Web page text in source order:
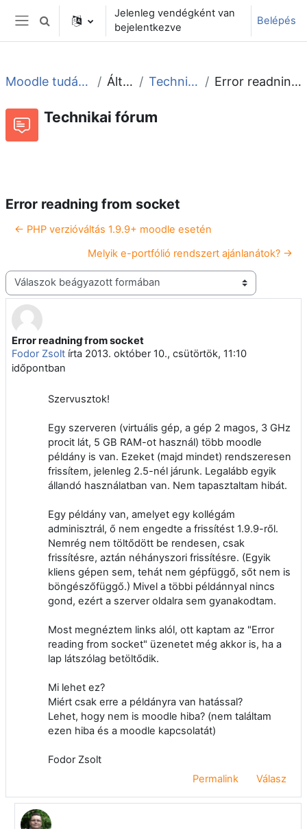
Tovább a fő tartalomhoz
Oldalpanel
Keresési bemeneti adatok váltása
Jelenleg vendégként van
bejelentkezve
Belépés
Moodle tudástár és fórum Általános Technikai fórum Error readning from socket
Technikai fórum
Error readning from socket
← PHP verzióváltás 1.9.9+ moodle esetén
Melyik e-portfólió rendszert ajánlanátok? →
Megjelenítési mód
Error readning from socket
Fodor Zsolt írta 2013. október 10., csütörtök, 11:10
időpontban
Válaszok szám: 4
Szervusztok!
Egy szerveren (virtuális gép, a gép 2 magos, 3 GHz
procit lát, 5 GB RAM-ot használ) több moodle
példány is van. Ezeket (majd mindet) rendszeresen
frissítem, jelenleg 2.5-nél járunk. Legalább egyik
állandó használatban van. Nem tapasztaltam hibát.
Egy példány van, amelyet egy kollégám
adminisztrál, ő nem engedte a frissítést 1.9.9-ről.
Nemrég nem töltődött be rendesen, csak
frissítésre, aztán néhányszori frissítésre. (Egyik
kliens gépen sem, tehát nem gépfüggő, sőt nem is
böngészőfüggő.) Mivel a többi példánnyal nincs
gond, ezért a szerver oldalra sem gyanakodtam.
Most megnéztem links alól, ott kaptam az "Error
reading from socket" üzenetet még akkor is, ha a
lap látszólag betöltődik.
Mi lehet ez?
Miért csak erre a példányra van hatással?
Lehet, hogy nem is moodle hiba? (nem találtam
ezen hiba és a moodle kapcsolatát)
Fodor Zsolt
Permalink
Válasz